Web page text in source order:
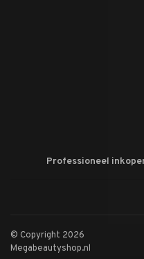
Professioneel
© Copyright 2026
Megabeautyshop.nl